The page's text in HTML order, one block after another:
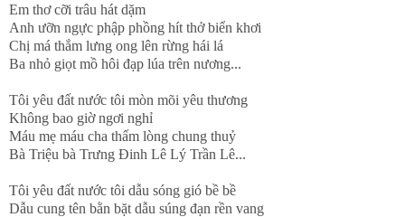
Em thơ cỡi trâu hát dặm
Anh ưỡn ngực phập phồng hít thở biển khơi
Chị má thắm lưng ong lên rừng hái lá
Ba nhỏ giọt mồ hôi đạp lúa trên nương...
Tôi yêu đất nước tôi mòn mõi yêu thương
Không bao giờ ngơi nghỉ
Máu mẹ máu cha thấm lòng chung thuỷ
Bà Triệu bà Trưng Đinh Lê Lý Trần Lê...
Tôi yêu đất nước tôi dẫu sóng gió bề bề
Dẫu cung tên bằn bặt dẫu súng đạn rền vang